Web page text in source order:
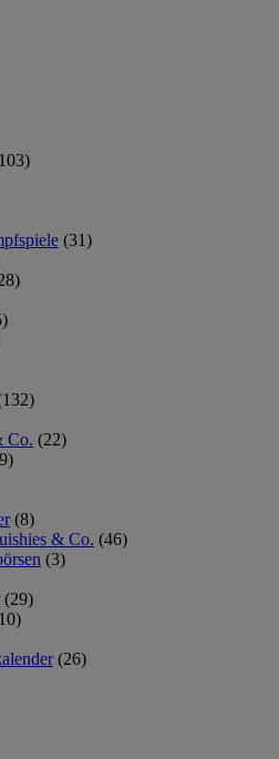
(31)
Co. (22)
(8)
& Co. (46)
(3)
(29)
(26)